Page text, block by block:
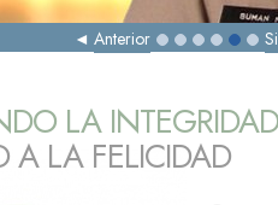
Anterior
LA INTEGRIDAD
A LA FELICIDAD